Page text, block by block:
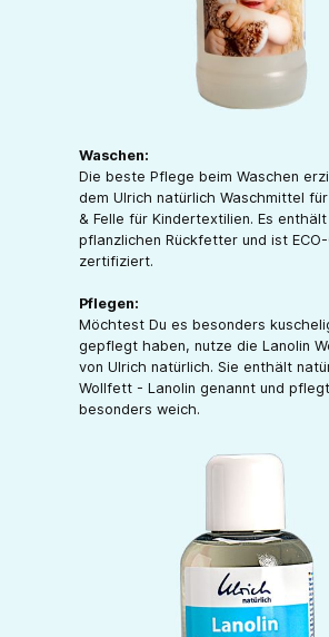
Waschen:
Die beste Pflege beim Waschen
dem Ulrich natürlich Waschmittel
& Felle für Kindertextilien. Es enthält
pflanzlichen Rückfetter und ist
zertifiziert.
Pflegen:
Möchtest Du es besonders
gepflegt haben, nutze die Lanolin
von Ulrich natürlich. Sie enthält
Wollfett - Lanolin genannt und
besonders weich.